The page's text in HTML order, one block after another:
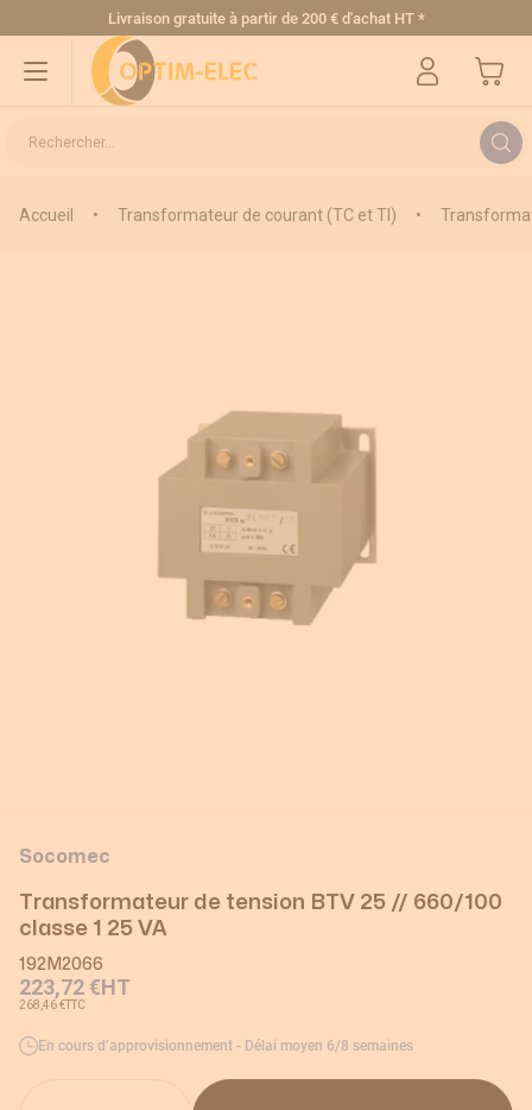
Allez au contenuLivraison gratuite à partir de 200 € d'achat HT *
Mon
Rechercher...
Accueil • Transformateur de courant (TC et TI) •
Socomec
Transformateur de tension BTV 25 // 660/100
classe 1 25 VA
192M2066
223,72 €HT
268,46 €TTC
En cours d’approvisionnement - Délai moyen 6/8 semaines